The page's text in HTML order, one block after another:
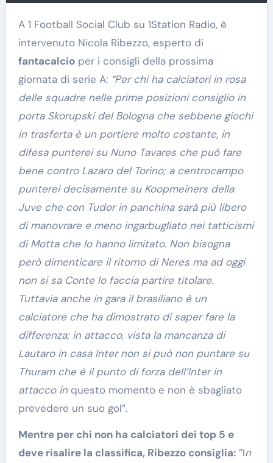
A 1 Football Social Club su 1Station Radio, è
intervenuto Nicola Ribezzo, esperto di
fantacalcioper i consigli della prossima
giornata di serie A: “Per chi ha calciatori in rosa
delle squadre nelle prime posizioni consiglio in
porta Skorupski del Bologna che sebbene giochi
in trasferta è un portiere molto costante, in
difesa punterei su Nuno Tavares che può fare
bene contro Lazaro del Torino; a centrocampo
punterei decisamente su Koopmeiners della
Juve che con Tudor in panchina sarà più libero
di manovrare e meno ingarbugliato nei tatticismi
di Motta che lo hanno limitato. Non bisogna
però dimenticare il ritorno di Neres ma ad oggi
non si sa Conte lo faccia partire titolare.
Tuttavia anche in gara il brasiliano è un
calciatore che ha dimostrato di saper fare la
differenza; in attacco, vista la mancanza di
Lautaro in casa Inter non si può non puntare su
Thuram che è il punto di forza dell’Inter in
attacco inquesto momento e non è sbagliato
prevedere un suo gol”.
Mentre per chi non ha calciatori dei top 5 e
deve risalire la classifica, Ribezzo consiglia:”In